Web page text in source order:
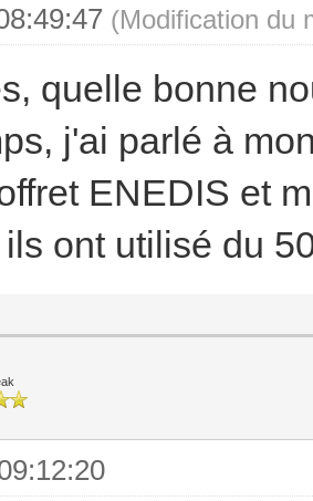
(Modification du
quelle bonne
j'ai parlé à
ENEDIS et
ont utilisé du